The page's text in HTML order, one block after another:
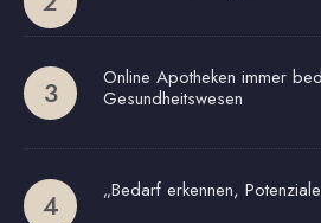
Online Apotheken immer
Gesundheitswesen
„Bedarf erkennen,